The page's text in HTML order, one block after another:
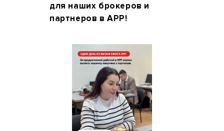
для наших брокеров и
партнеров в АРР!